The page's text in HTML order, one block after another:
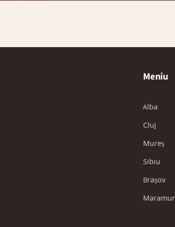
Meniu
Alba
Cluj
Mureș
Sibiu
Brașov